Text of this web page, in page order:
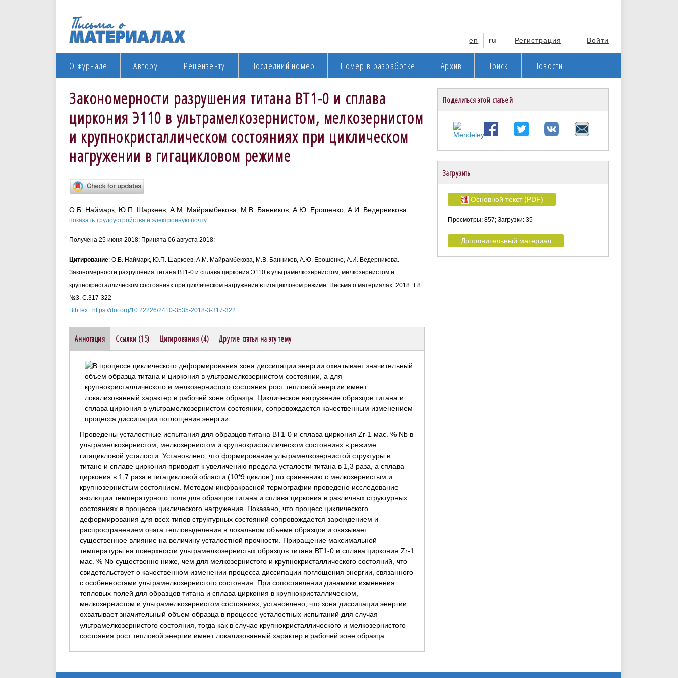
Регистрация Войти
en ru
О журнале Автору Рецензенту Последний номер Номер в разработке Архив Поиск Новости
Закономерности разрушения титана ВТ1-0 и сплава
циркония Э110 в ультрамелкозернистом, мелкозернистом
и крупнокристаллическом состояниях при циклическом
нагружении в гигацикловом режиме
О.Б. Наймарк, Ю.П. Шаркеев, А.М. Майрамбекова, М.В. Банников, А.Ю. Ерошенко, А.И. Ведерникова
показать трудоустройства и электронную почту
Получена 25 июня 2018; Принята 06 августа 2018;
Цитирование: О.Б. Наймарк, Ю.П. Шаркеев, А.М. Майрамбекова, М.В. Банников, А.Ю. Ерошенко, А.И. Ведерникова.
Закономерности разрушения титана ВТ1-0 и сплава циркония Э110 в ультрамелкозернистом, мелкозернистом и
крупнокристаллическом состояниях при циклическом нагружении в гигацикловом режиме. Письма о материалах. 2018. Т.8.
№3. С.317-322
BibTex
https://doi.org/10.22226/2410-3535-2018-3-317-322
Аннотация Ссылки (15) Цитирования (4) Другие статьи на эту тему
Проведены усталостные испытания для образцов титана ВТ1-0 и сплава циркония Zr-1 мас. % Nb в
ультрамелкозернистом, мелкозернистом и крупнокристаллическом состояниях в режиме
гигацикловой усталости. Установлено, что формирование ультрамелкозернистой структуры в
титане и сплаве циркония приводит к увеличению предела усталости титана в 1,3 раза, а сплава
циркония в 1,7 раза в гигацикловой области (10*9 циклов ) по сравнению с мелкозернистым и
крупнозернистым состоянием. Методом инфракрасной термографии проведено исследование
эволюции температурного поля для образцов титана и сплава циркония в различных структурных
состояниях в процессе циклического нагружения. Показано, что процесс циклического
деформирования для всех типов структурных состояний сопровождается зарождением и
распространением очага тепловыделения в локальном объеме образцов и оказывает
существенное влияние на величину усталостной прочности. Приращение максимальной
температуры на поверхности ультрамелкозернистых образцов титана ВТ1-0 и сплава циркония Zr-1
мас. % Nb существенно ниже, чем для мелкозернистого и крупнокристаллического состояний, что
свидетельствует о качественном изменении процесса диссипации поглощения энергии, связанного
с особенностями ультрамелкозернистого состояния. При сопоставлении динамики изменения
тепловых полей для образцов титана и сплава циркония в крупнокристаллическом,
мелкозернистом и ультрамелкозернистом состояниях, установлено, что зона диссипации энергии
охватывает значительный объем образца в процессе усталостных испытаний для случая
ультрамелкозернистого состояния, тогда как в случае крупнокристаллического и мелкозернистого
состояния рост тепловой энергии имеет локализованный характер в рабочей зоне образца.
Поделиться этой статьей
Загрузить
Основной текст (PDF)
Просмотры: 857; Загрузки: 35
Дополнительный материал